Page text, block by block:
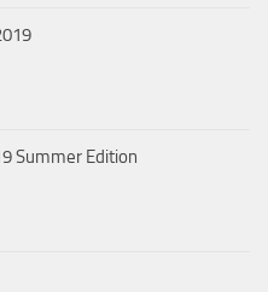
Summer Edition